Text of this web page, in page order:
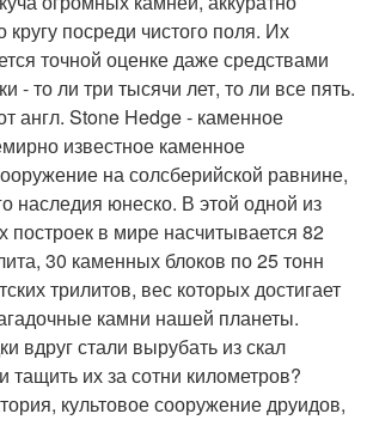
посреди чистого поля. Их
точной оценке даже средствами
- то ли три тысячи лет, то ли все пять.
англ. Stone Hedge - каменное
известное каменное
на солсберийской равнине,
наследия юнеско. В этой одной из
построек в мире насчитывается 82
30 каменных блоков по 25 тонн
трилитов, вес которых достигает
камни нашей планеты.
вдруг стали вырубать из скал
их за сотни километров?
культовое сооружение друидов,